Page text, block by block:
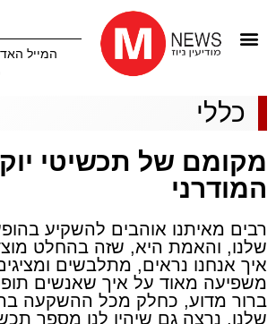
המייל
כללי
מקומם של תכשיטי
המודרני
רבים מאיתנו אוהבים להשקיע
שלנו, והאמת היא, שזה בהחלט
איך אנחנו נראים, מתלבשים
משפיעה מאוד על איך שאנשים
ברור מדוע, כחלק מכל ההשקעה
שלנו, נרצה גם שיהיו לנו מספר